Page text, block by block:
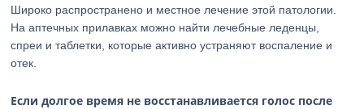
Широко распространено и местное лечение этой патологии.
На аптечных прилавках можно найти лечебные леденцы,
спреи и таблетки, которые активно устраняют воспаление и
отек.
Если долгое время не восстанавливается голос после